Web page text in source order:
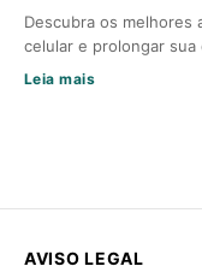
Descubra os melhores
celular e prolongar
Leia mais
AVISO LEGAL